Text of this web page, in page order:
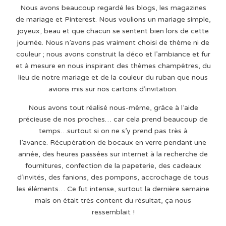
Nous avons beaucoup regardé les blogs, les magazines
de mariage et Pinterest. Nous voulions un mariage simple,
joyeux, beau et que chacun se sentent bien lors de cette
journée. Nous n’avons pas vraiment choisi de thème ni de
couleur ; nous avons construit la déco et l’ambiance et fur
et à mesure en nous inspirant des thèmes champêtres, du
lieu de notre mariage et de la couleur du ruban que nous
avions mis sur nos cartons d’invitation.
Nous avons tout réalisé nous-même, grâce à l’aide
précieuse de nos proches… car cela prend beaucoup de
temps…surtout si on ne s’y prend pas très à
l’avance. Récupération de bocaux en verre pendant une
année, des heures passées sur internet à la recherche de
fournitures, confection de la papeterie, des cadeaux
d’invités, des fanions, des pompons, accrochage de tous
les éléments… Ce fut intense, surtout la dernière semaine
mais on était très content du résultat, ça nous
ressemblait !